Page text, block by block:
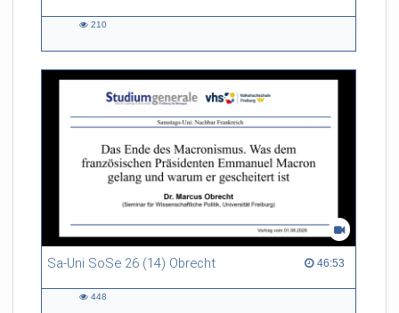
210
Sa-Uni SoSe 26 (14) Obrecht 46:53
46:53 duration
448